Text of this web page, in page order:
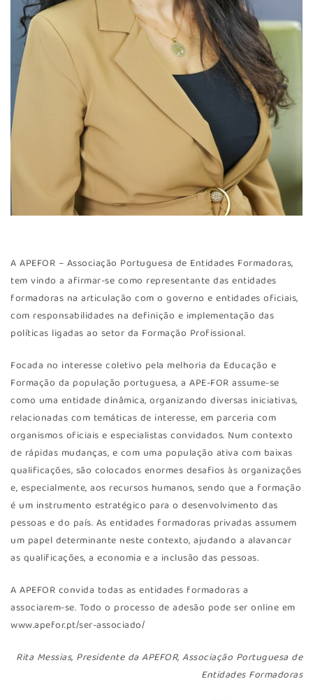
A APEFOR – Associação Portuguesa de Entidades Formadoras,
tem vindo a afirmar-se como representante das entidades
formadoras na articulação com o governo e entidades oficiais,
com responsabilidades na definição e implementação das
políticas ligadas ao setor da Formação Profissional.
Focada no interesse coletivo pela melhoria da Educação e
Formação da população portuguesa, a APE-FOR assume-se
como uma entidade dinâmica, organizando diversas iniciativas,
relacionadas com temáticas de interesse, em parceria com
organismos oficiais e especialistas convidados. Num contexto
de rápidas mudanças, e com uma população ativa com baixas
qualificações, são colocados enormes desafios às organizações
e, especialmente, aos recursos humanos, sendo que a formação
é um instrumento estratégico para o desenvolvimento das
pessoas e do país. As entidades formadoras privadas assumem
um papel determinante neste contexto, ajudando a alavancar
as qualificações, a economia e a inclusão das pessoas.
A APEFOR convida todas as entidades formadoras a
associarem-se. Todo o processo de adesão pode ser online em
www.apefor.pt/ser-associado/
Rita Messias, Presidente da APEFOR, Associação Portuguesa de
Entidades Formadoras